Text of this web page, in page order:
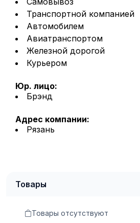
Транспортной компанией
Автомобилем
Авиатранспортом
Железной дорогой
Курьером
Юр. лицо:
Брэнд
Адрес компании:
Рязань
Товары
Товары отсутствуют